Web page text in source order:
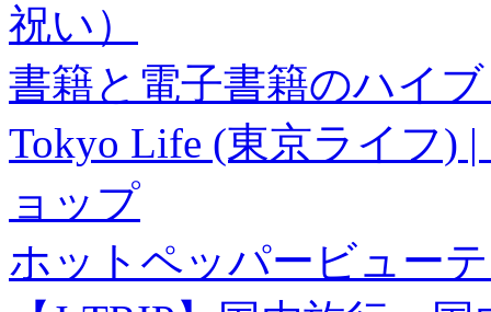
祝い）
書籍と電子書籍のハイ
Tokyo Life (東京ライフ)
ョップ
ホットペッパービュー